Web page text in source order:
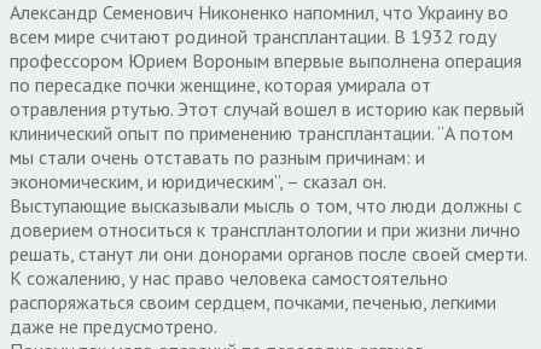
Александр Семенович Никоненко напомнил, что Украину во
всем мире считают родиной трансплантации. В 1932 году
профессором Юрием Вороным впервые выполнена операция
по пересадке почки женщине, которая умирала от
отравления ртутью. Этот случай вошел в историю как первый
клинический опыт по применению трансплантации. “А потом
мы стали очень отставать по разным причинам: и
экономическим, и юридическим”, – сказал он.
Выступающие высказывали мысль о том, что люди должны с
доверием относиться к трансплантологии и при жизни лично
решать, станут ли они донорами органов после своей смерти.
К сожалению, у нас право человека самостоятельно
распоряжаться своим сердцем, почками, печенью, легкими
даже не предусмотрено.